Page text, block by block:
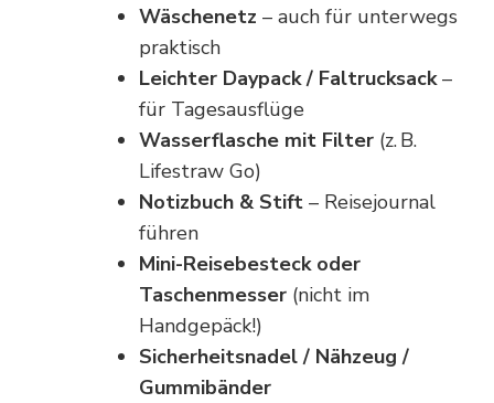
Wäschenetz – auch für unterwegs
praktisch
Leichter Daypack / Faltrucksack–
für Tagesausflüge
Wasserflasche mit Filter (z. B.
Lifestraw Go)
Notizbuch & Stift – Reisejournal
führen
Mini-Reisebesteck oder
Taschenmesser (nicht im
Handgepäck!)
Sicherheitsnadel / Nähzeug /
Gummibänder